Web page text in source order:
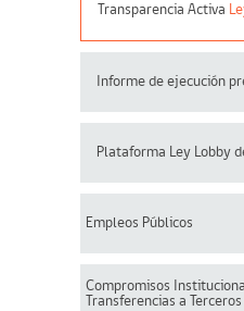
Transparencia Activa
Informe de ejecución
Plataforma Ley Lobby
Empleos Públicos
Compromisos
Transferencias a Terceros